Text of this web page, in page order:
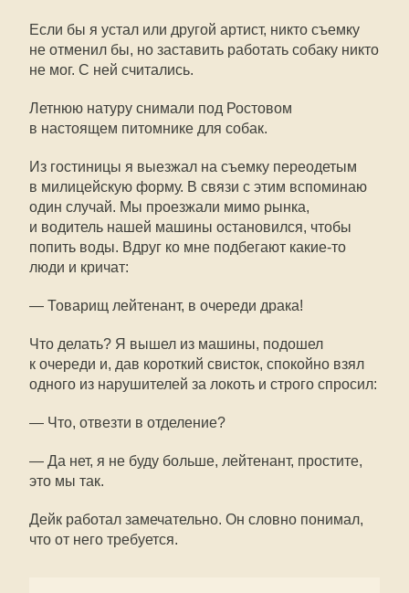
Если бы я устал или другой артист, никто съемку
не отменил бы, но заставить работать собаку никто
не мог. С ней считались.
Летнюю натуру снимали под Ростовом
в настоящем питомнике для собак.
Из гостиницы я выезжал на съемку переодетым
в милицейскую форму. В связи с этим вспоминаю
один случай. Мы проезжали мимо рынка,
и водитель нашей машины остановился, чтобы
попить воды. Вдруг ко мне подбегают какие-то
люди и кричат:
— Товарищ лейтенант, в очереди драка!
Что делать? Я вышел из машины, подошел
к очереди и, дав короткий свисток, спокойно взял
одного из нарушителей за локоть и строго спросил:
— Что, отвезти в отделение?
— Да нет, я не буду больше, лейтенант, простите,
это мы так.
Дейк работал замечательно. Он словно понимал,
что от него требуется.